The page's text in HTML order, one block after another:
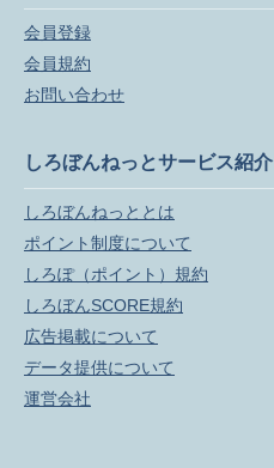
会員登録
会員規約
お問い合わせ
しろぼんねっとサービス紹介
しろぼんねっととは
ポイント制度について
しろぽ（ポイント）規約
しろぼんSCORE規約
広告掲載について
データ提供について
運営会社